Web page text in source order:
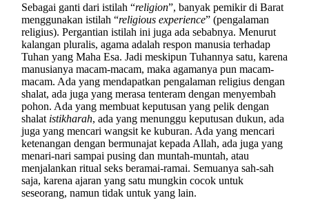
Sebagai ganti dari istilah “religion”, banyak pemikir di Barat
menggunakan istilah “religious experience” (pengalaman
religius). Pergantian istilah ini juga ada sebabnya. Menurut
kalangan pluralis, agama adalah respon manusia terhadap
Tuhan yang Maha Esa. Jadi meskipun Tuhannya satu, karena
manusianya macam-macam, maka agamanya pun macam-
macam. Ada yang mendapatkan pengalaman religius dengan
shalat, ada juga yang merasa tenteram dengan menyembah
pohon. Ada yang membuat keputusan yang pelik dengan
shalat istikharah, ada yang menunggu keputusan dukun, ada
juga yang mencari wangsit ke kuburan. Ada yang mencari
ketenangan dengan bermunajat kepada Allah, ada juga yang
menari-nari sampai pusing dan muntah-muntah, atau
menjalankan ritual seks beramai-ramai. Semuanya sah-sah
saja, karena ajaran yang satu mungkin cocok untuk
seseorang, namun tidak untuk yang lain.